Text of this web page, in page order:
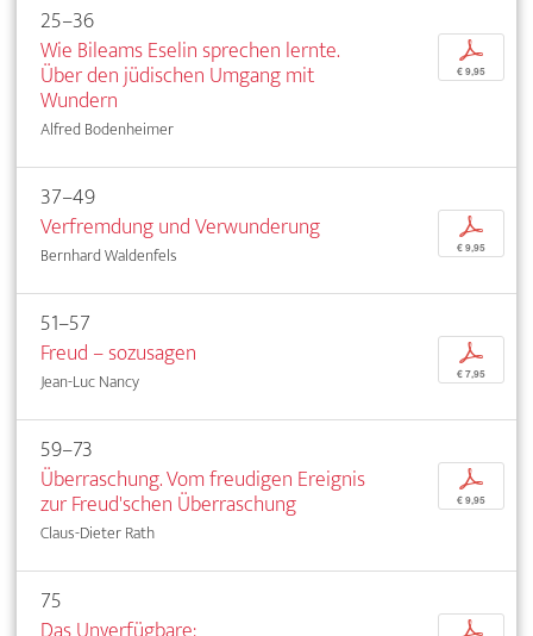
25–36
Wie Bileams Eselin sprechen lernte.
Über den jüdischen Umgang mit
Wundern
Alfred Bodenheimer
p
€ 9,95
37–49
Verfremdung und Verwunderung
Bernhard Waldenfels
p
€ 9,95
51–57
Freud – sozusagen
Jean-Luc Nancy
p
€ 7,95
59–73
Überraschung. Vom freudigen Ereignis
zur Freud'schen Überraschung
Claus-Dieter Rath
p
€ 9,95
75
p